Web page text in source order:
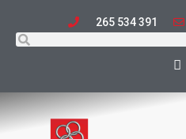
265 534 391